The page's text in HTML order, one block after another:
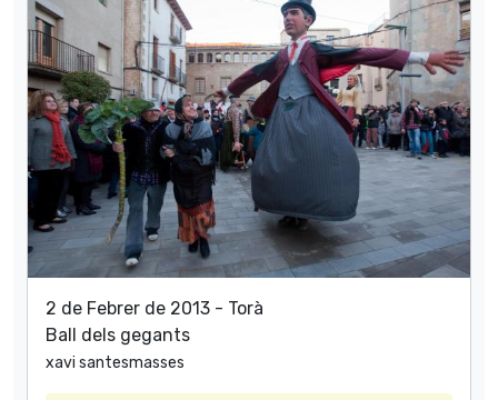
2 de Febrer de 2013 - Torà
Ball dels gegants
xavi santesmasses